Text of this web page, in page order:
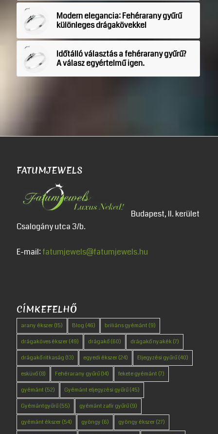
Modern elegancia: Fehérarany gyűrű
különleges drágakövekkel
Időtálló választás a fehérarany gyűrű?
A válasz egyértelmű igen.
FATUMJEWELS
Budapest, II. kerület
Csalogány utca 3/b.
E-mail: fatumjewels@fatumjewels.hu
CÍMKEFELHŐ
arany ékszer(15) Blog (46) briliáns gyémánt (9)
drágaköves ékszer(49) drágakő(60) drágakő nyakék(7)
drágakő ritkaság (13) egyedi ékszer(24) Eljegyzési gyűrű(40)
esküvő(8) Fehérarany gyűrű(14) fekete gyémánt (7)
gyémánt (52) Gyémánt eljegyzési gyűrű(45)
Gyémántgyűrű(55) gyémánt zafír gyűrű(9)
gyémánt ékszer(54) gyöngy (6) gyöngy ékszer(27)